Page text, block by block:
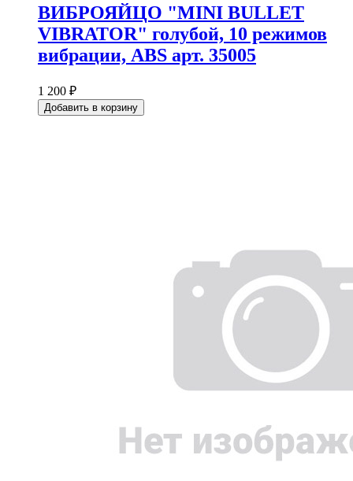
ВИБРОЯЙЦО "MINI BULLET
VIBRATOR" голубой, 10 режимов
вибрации, ABS арт. 35005
1 200 ₽
Добавить в корзину